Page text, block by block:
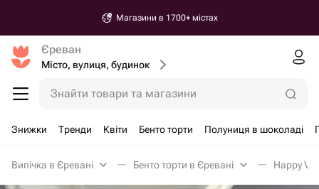
Магазини в 1700+ містах
Єреван
Місто, вулиця, будинок
Знайти товари та магазини
Знижки Тренди Квіти Бенто торти Полуниця в шоколаді
Випічка в Єревані Бенто торти в Єревані Happy